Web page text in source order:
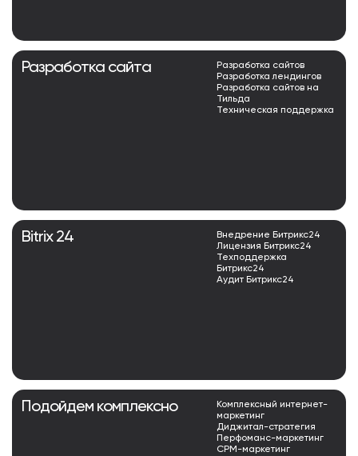
Разработка сайта
Разработка сайтов
Разработка лендингов
Разработка сайтов на
Тильда
Техническая поддержка
Bitrix 24
Внедрение Битрикс24
Лицензия Битрикс24
Техподдержка
Битрикс24
Аудит Битрикс24
Подойдем комплексно
Комплексный интернет-
маркетинг
Диджитал-стратегия
Перфоманс-маркетинг
СРМ-маркетинг